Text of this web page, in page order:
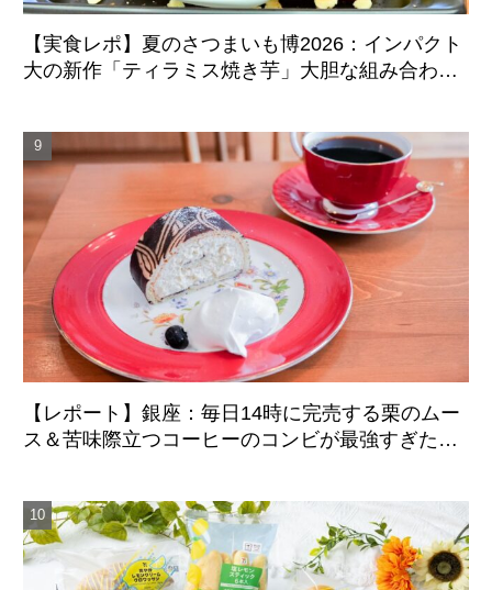
【実食レポ】夏のさつまいも博2026：インパクト
大の新作「ティラミス焼き芋」大胆な組み合わせ
【レポート】銀座：毎日14時に完売する栗のムー
ス＆苦味際立つコーヒーのコンビが最強すぎた